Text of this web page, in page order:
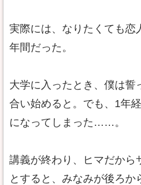
実際には、なりたくても恋
年間だった。
大学に入ったとき、僕は誓
合い始めると。でも、1年
になってしまった……。
講義が終わり、ヒマだから
とすると、みなみが後ろか